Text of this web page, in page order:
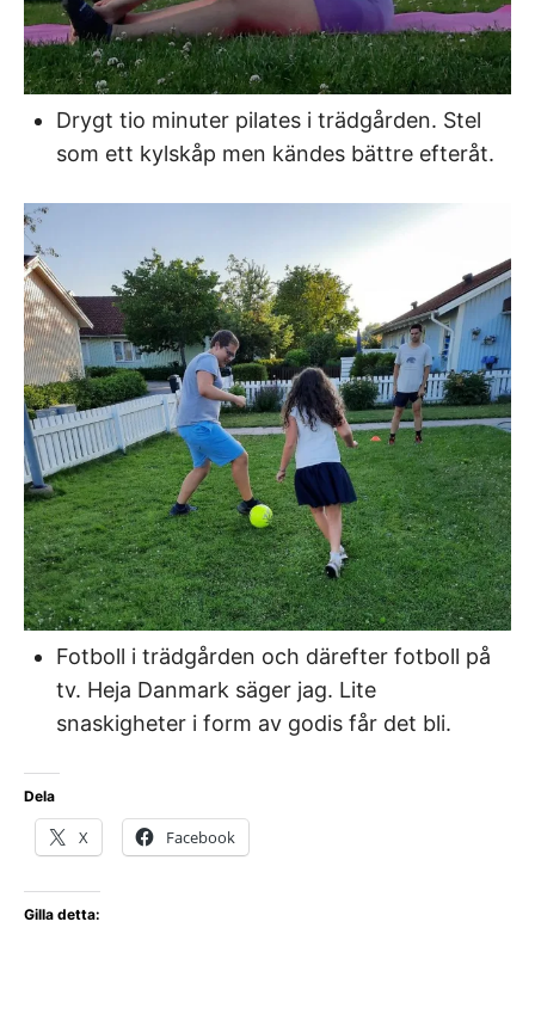
Drygt tio minuter pilates i trädgården. Stel
som ett kylskåp men kändes bättre efteråt.
Fotboll i trädgården och därefter fotboll på
tv. Heja Danmark säger jag. Lite
snaskigheter i form av godis får det bli.
Dela
X Facebook
Gilla detta: